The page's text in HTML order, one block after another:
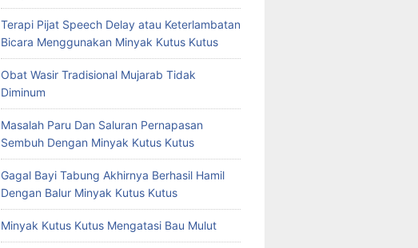
Terapi Pijat Speech Delay atau Keterlambatan
Bicara Menggunakan Minyak Kutus Kutus
Obat Wasir Tradisional Mujarab Tidak
Diminum
Masalah Paru Dan Saluran Pernapasan
Sembuh Dengan Minyak Kutus Kutus
Gagal Bayi Tabung Akhirnya Berhasil Hamil
Dengan Balur Minyak Kutus Kutus
Minyak Kutus Kutus Mengatasi Bau Mulut